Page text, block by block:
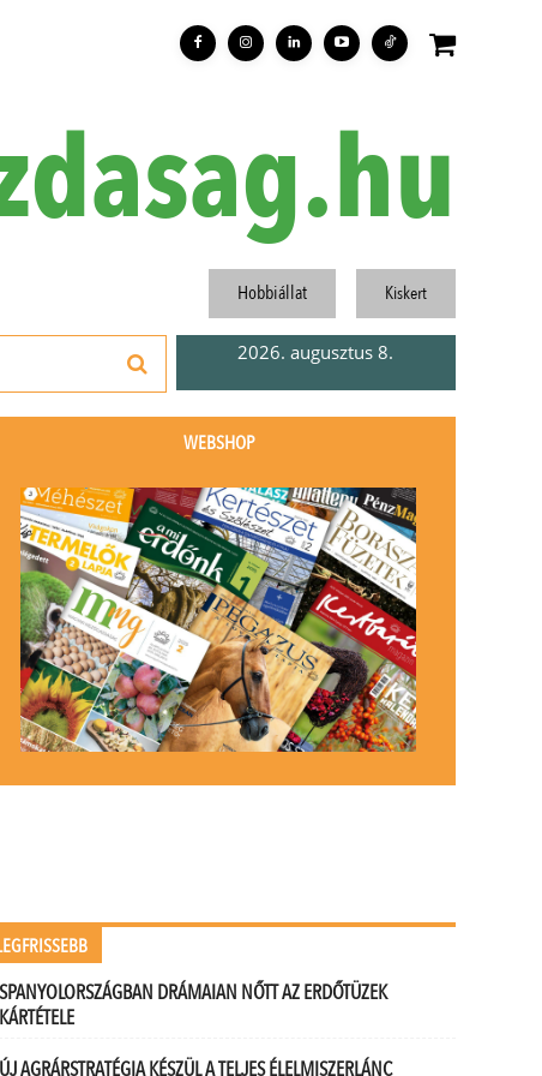
Hobbiállat Kiskert
2026. augusztus 8.
WEBSHOP
SPANYOLORSZÁGBAN DRÁMAIAN NŐTT AZ ERDŐTÜZEK
KÁRTÉTELE
ÚJ AGRÁRSTRATÉGIA KÉSZÜL A TELJES ÉLELMISZERLÁNC